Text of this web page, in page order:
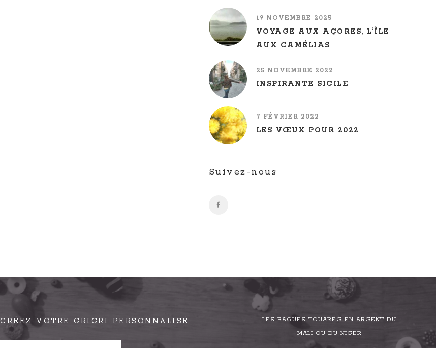
19 NOVEMBRE 2025
VOYAGE AUX AÇORES, L’ÎLE
AUX CAMÉLIAS
25 NOVEMBRE 2022
INSPIRANTE SICILE
7 FÉVRIER 2022
LES VŒUX POUR 2022
Suivez-nous
CRÉEZ VOTRE GRIGRI PERSONNALISÉ
LES BAGUES TOUAREG EN ARGENT DU
MALI OU DU NIGER